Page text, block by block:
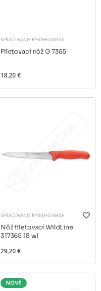
SPRACOVANIE RYBIEHO MÄSA
Filetovací nôž G 7365
18,20 €
SPRACOVANIE RYBIEHO MÄSA
Nôž filetovací WildLine
317365 18 wl
29,20 €
NOVÉ